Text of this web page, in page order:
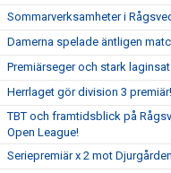
Sommarverksamheter i
Damerna spelade äntligen
Premiärseger och stark
Herrlaget gör division 3 premiär!
TBT och framtidsblick på
Open League!
Seriepremiär x 2 mot